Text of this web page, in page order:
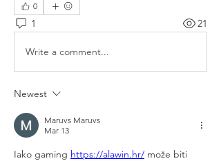
0
1 21
Write a comment...
Newest
Maruvs Maruvs
Mar 13
Iako gaming https://alawin.hr/ može biti